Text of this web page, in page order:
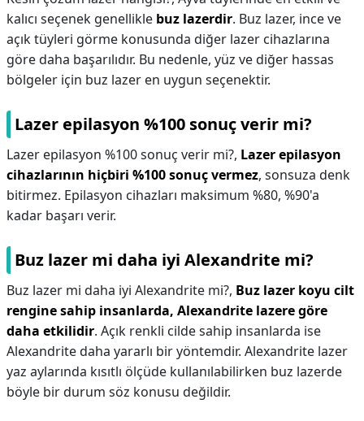
kalıcı seçenek genellikle buz lazerdir. Buz lazer, ince ve
açık tüyleri görme konusunda diğer lazer cihazlarına
göre daha başarılıdır. Bu nedenle, yüz ve diğer hassas
bölgeler için buz lazer en uygun seçenektir.
Lazer epilasyon %100 sonuç verir mi?
Lazer epilasyon %100 sonuç verir mi?, Lazer epilasyon
cihazlarının hiçbiri %100 sonuç vermez, sonsuza denk
bitirmez. Epilasyon cihazları maksimum %80, %90'a
kadar başarı verir.
Buz lazer mi daha iyi Alexandrite mi?
Buz lazer mi daha iyi Alexandrite mi?, Buz lazer koyu cilt
rengine sahip insanlarda, Alexandrite lazere göre
daha etkilidir. Açık renkli cilde sahip insanlarda ise
Alexandrite daha yararlı bir yöntemdir. Alexandrite lazer
yaz aylarında kısıtlı ölçüde kullanılabilirken buz lazerde
böyle bir durum söz konusu değildir.